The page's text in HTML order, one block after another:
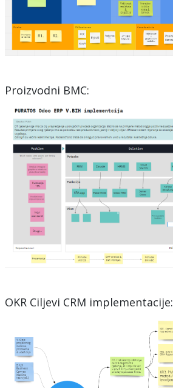
Proizvodni BMC:
OKR Ciljevi CRM implementacije: